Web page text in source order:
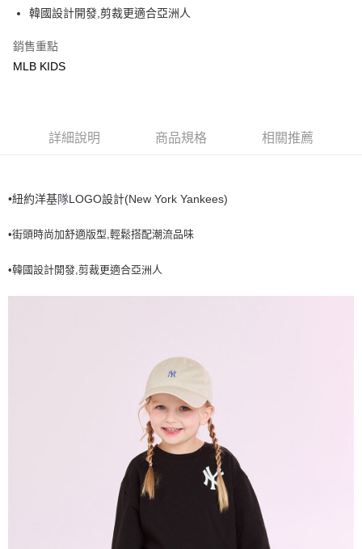
運送方式
全家取貨<不支援離島取退>
7-11取貨付款<未取貨列黑名單/不支援離島取退>
每筆NT$60，滿NT$499(含以上)免運費
韓國設計開發,剪裁更適合亞洲人
銷售重點
MLB KIDS
詳細說明 商品規格 相關推薦
•紐約洋基隊LOGO設計(New York Yankees)
•街頭時尚加舒適版型,輕鬆搭配潮流品味
•韓國設計開發,剪裁更適合亞洲人